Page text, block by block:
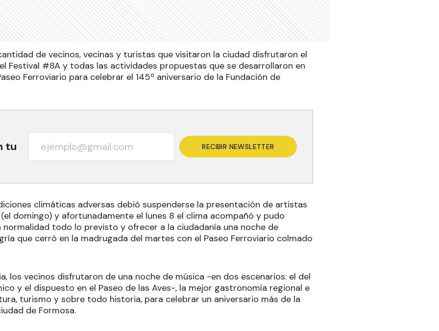
de vecinos, vecinas y turistas que visitaron la ciudad disfrutaron el
Festival #8A y todas las actividades propuestas que se desarrollaron en
Ferroviario para celebrar el 145º aniversario de la Fundación de
tu RECIBIR NEWSLETTER
climáticas adversas debió suspenderse la presentación de artistas
domingo) y afortunadamente el lunes 8 el clima acompañó y pudo
normalidad todo lo previsto y ofrecer a la ciudadanía una noche de
que cerró en la madrugada del martes con el Paseo Ferroviario colmado
los vecinos disfrutaron de una noche de música -en dos escenarios: el del
y el dispuesto en el Paseo de las Aves-, la mejor gastronomía regional e
turismo y sobre todo historia, para celebrar un aniversario más de la
de Formosa.